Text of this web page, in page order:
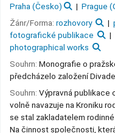
Praha (Česko)
Prague
Žánr/Forma: rozhovory
fotografické publikace
photographical works
Souhrn: Monografie o
předcházelo založení
Souhrn: Výpravná publikace
volně navazuje na Kroniku
se stal zakladatelem
Na činnost společnosti,